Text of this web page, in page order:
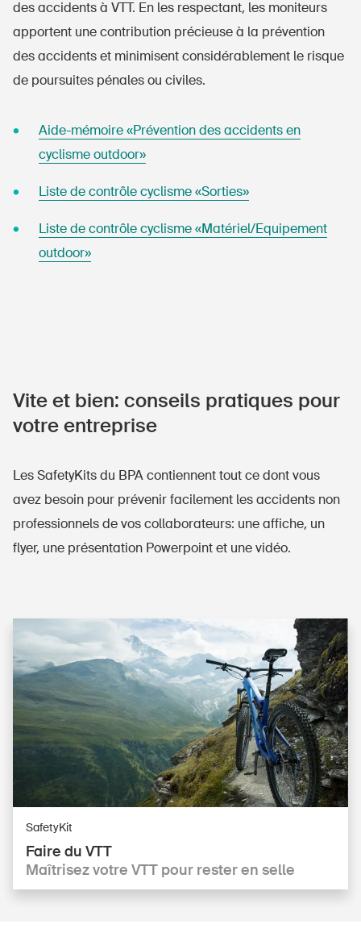
des accidents à VTT. En les respectant, les moniteurs
apportent une contribution précieuse à la prévention
des accidents et minimisent considérablement le risque
de poursuites pénales ou civiles.
Aide-mémoire «Prévention des accidents en
cyclisme outdoor»
Liste de contrôle cyclisme «Sorties»
Liste de contrôle cyclisme «Matériel/Equipement
outdoor»
Vite et bien: conseils pratiques pour
votre entreprise
Les SafetyKits du BPA contiennent tout ce dont vous
avez besoin pour prévenir facilement les accidents non
professionnels de vos collaborateurs: une affiche, un
flyer, une présentation Powerpoint et une vidéo.
Faire du VTT
Maîtrisez votre VTT pour rester en selle
SafetyKit